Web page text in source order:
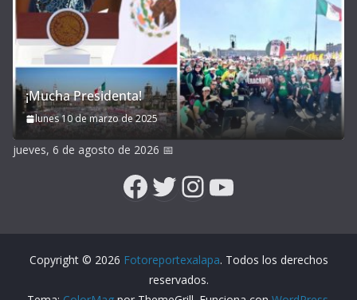
¡Mucha Presidenta!
lunes 10 de marzo de 2025
jueves, 6 de agosto de 2026 📅
Facebook
Twitter
Instagram
YouTube
Copyright © 2026 Fotoreportexalapa. Todos los derechos
reservados.